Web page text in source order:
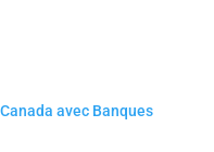
avec Banques